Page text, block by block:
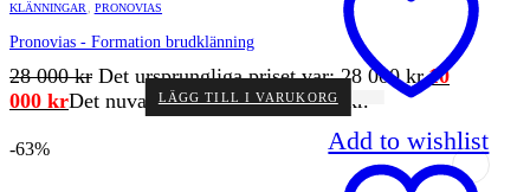
Add to wishlist
LÄGG TILL I VARUKORG
KLÄNNINGAR, PRONOVIAS
Pronovias - Formation brudklänning
28 000kr Det ursprungliga priset var: 28 000 kr.10
000 krDet nuvarande priset är: 10 000 kr.
-63%